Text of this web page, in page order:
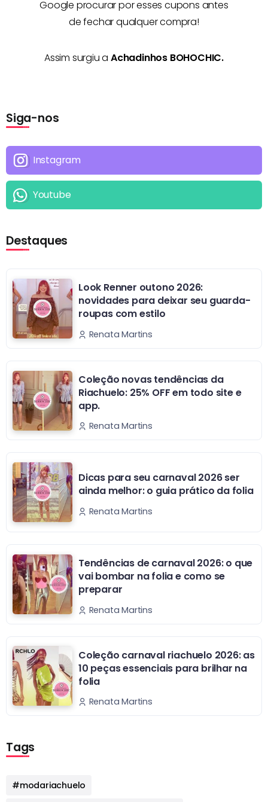
Google procurar por esses cupons antes
de fechar qualquer compra!
Assim surgiu a Achadinhos BOHOCHIC.
Siga-nos
Instagram
Youtube
Destaques
Look Renner outono 2026:
novidades para deixar seu guarda-
roupas com estilo
Renata Martins
Coleção novas tendências da
Riachuelo: 25% OFF em todo site e
app.
Renata Martins
Dicas para seu carnaval 2026 ser
ainda melhor: o guia prático da folia
Renata Martins
Tendências de carnaval 2026: o que
vai bombar na folia e como se
preparar
Renata Martins
Coleção carnaval riachuelo 2026: as
10 peças essenciais para brilhar na
folia
Renata Martins
Tags
#modariachuelo